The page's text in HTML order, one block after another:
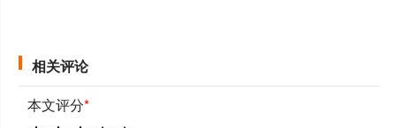
相关评论
本文评分*